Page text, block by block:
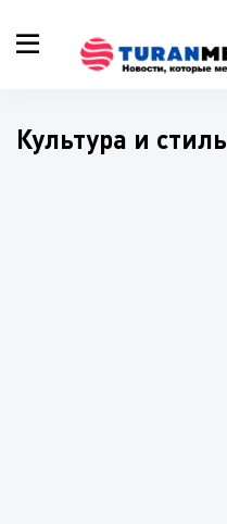
Культура и стиль